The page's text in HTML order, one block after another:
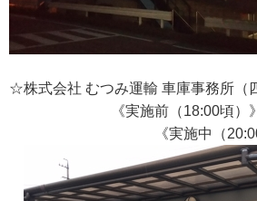
☆株式会社 むつみ運輸 車庫事務所（
《実施前（18:00頃）》
《実施中（20:00頃